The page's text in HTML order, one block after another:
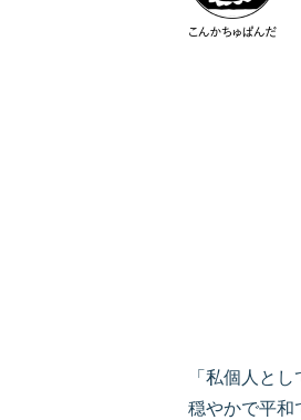
「私個人と
穏やかで平和